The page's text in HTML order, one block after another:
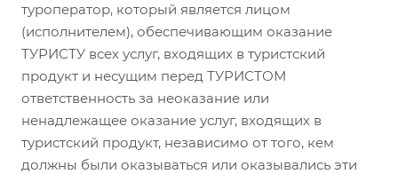
туроператор, который является лицом
(исполнителем), обеспечивающим оказание
ТУРИСТУ всех услуг, входящих в туристский
продукт и несущим перед ТУРИСТОМ
ответственность за неоказание или
ненадлежащее оказание услуг, входящих в
туристский продукт, независимо от того, кем
должны были оказываться или оказывались эти